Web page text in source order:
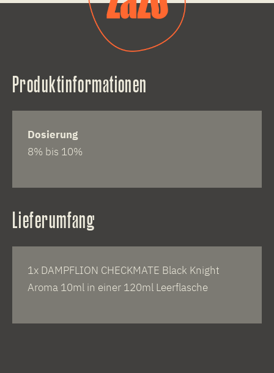
Produktinformationen
Dosierung
8% bis 10%
Lieferumfang
1x DAMPFLION CHECKMATE Black Knight
Aroma 10ml in einer 120ml Leerflasche